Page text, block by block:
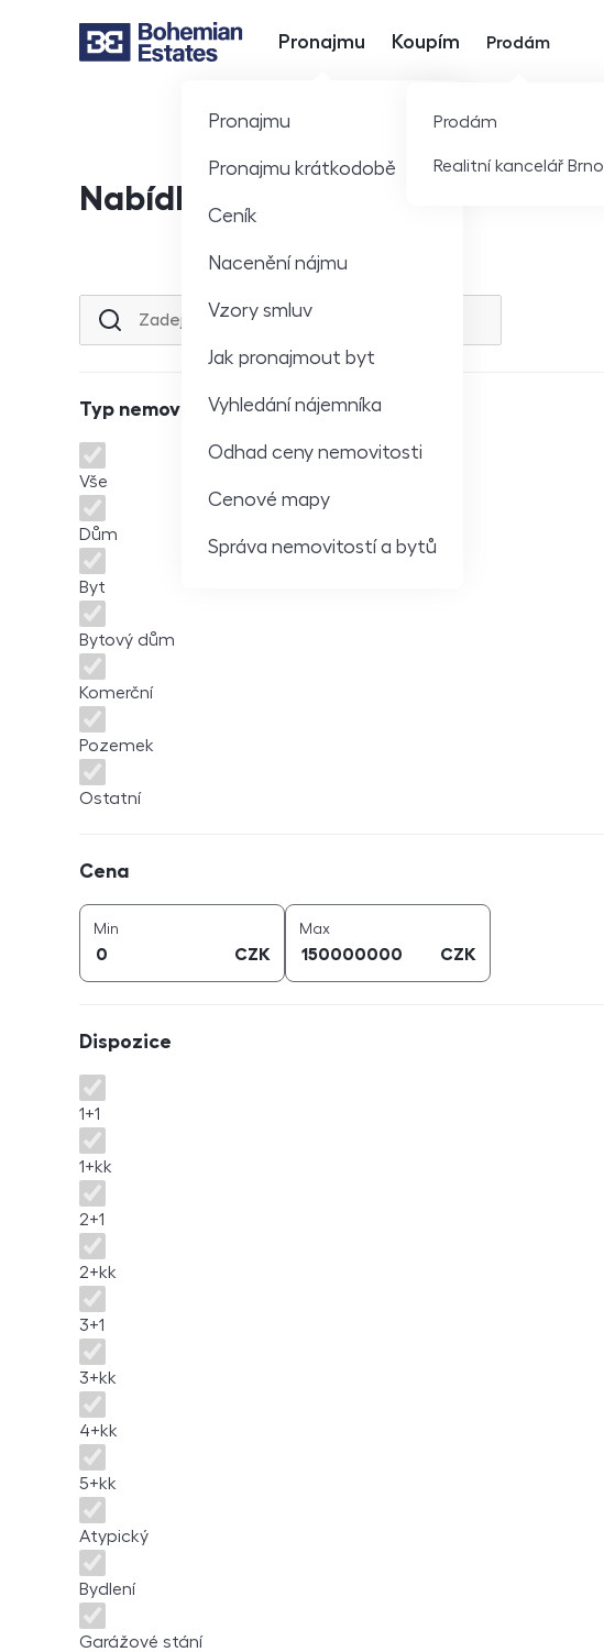
Hlavní nabídka
Pronajmu
Pronajmu
Pronajmu krátkodobě
Ceník
Nacenění nájmu
Vzory smluv
Jak pronajmout byt
Vyhledání nájemníka
Odhad ceny nemovitosti
Cenové mapy
Správa nemovitostí a bytů
Koupím Prodám
Prodám
Realitní kancelář Brno
Nabídka nemovitostí
Lokalita nebo ulice
Typ nemovitosti
Typ nemovitosti
Vše
Dům
Byt
Bytový dům
Komerční
Pozemek
Ostatní
Cena
Min
CZK
Maxcena (
CZK
Dispozice
Dispozice
1+1
1+kk
2+1
2+kk
3+1
3+kk
4+kk
5+kk
Atypický
Bydlení
Garážové stání